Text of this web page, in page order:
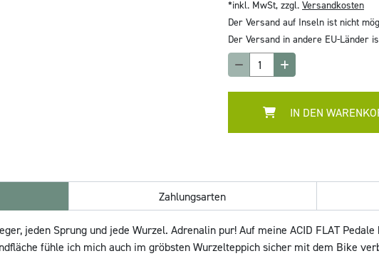
*inkl. MwSt, zzgl. Versandkosten
Der Versand auf Inseln ist nicht
Der Versand in andere EU-Länder
IN DEN
Zahlungsarten
jeden Sprung und jede Wurzel. Adrenalin pur! Auf meine ACID FLAT
fühle ich mich auch im gröbsten Wurzelteppich sicher mit dem Bike